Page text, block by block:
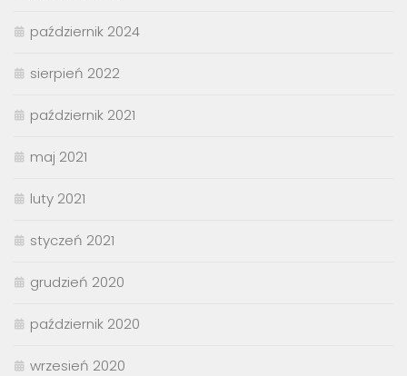
październik 2024
sierpień 2022
październik 2021
maj 2021
luty 2021
styczeń 2021
grudzień 2020
październik 2020
wrzesień 2020